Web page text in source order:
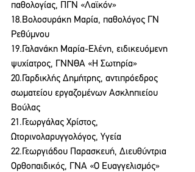
παθολογίας, ΠΓΝ «Λαϊκόν»
18.Βολοσυράκη Μαρία, παθολόγος ΓΝ
Ρεθύμνου
19.Γαλανάκη Μαρία-Ελένη, ειδικευόμενη
ψυχίατρος, ΓΝΝΘΑ «Η Σωτηρία»
20.Γαρδικλής Δημήτρης, αντιπρόεδρος
σωματείου εργαζομένων Ασκληπιείου
Βούλας
21.Γεωργάλας Χρίστος,
Ωτορινολαρυγγολόγος, Υγεία
22.Γεωργιάδου Παρασκευή, Διευθύντρια
Ορθοπαιδικός, ΓΝΑ «Ο Ευαγγελισμός»